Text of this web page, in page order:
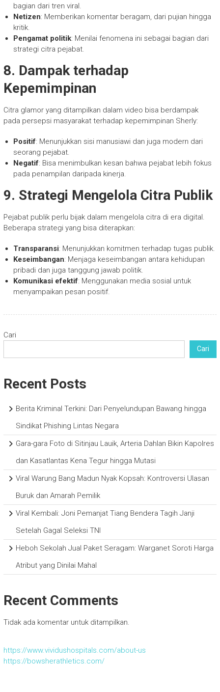
bagian dari tren viral.
Netizen: Memberikan komentar beragam, dari pujian hingga
kritik.
Pengamat politik: Menilai fenomena ini sebagai bagian dari
strategi citra pejabat.
8. Dampak terhadap
Kepemimpinan
Citra glamor yang ditampilkan dalam video bisa berdampak
pada persepsi masyarakat terhadap kepemimpinan Sherly:
Positif: Menunjukkan sisi manusiawi dan juga modern dari
seorang pejabat.
Negatif: Bisa menimbulkan kesan bahwa pejabat lebih fokus
pada penampilan daripada kinerja.
9. Strategi Mengelola Citra Publik
Pejabat publik perlu bijak dalam mengelola citra di era digital.
Beberapa strategi yang bisa diterapkan:
Transparansi: Menunjukkan komitmen terhadap tugas publik.
Keseimbangan: Menjaga keseimbangan antara kehidupan
pribadi dan juga tanggung jawab politik.
Komunikasi efektif: Menggunakan media sosial untuk
menyampaikan pesan positif.
Cari
Cari
Recent Posts
Berita Kriminal Terkini: Dari Penyelundupan Bawang hingga
Sindikat Phishing Lintas Negara
Gara-gara Foto di Sitinjau Lauik, Arteria Dahlan Bikin Kapolres
dan Kasatlantas Kena Tegur hingga Mutasi
Viral Warung Bang Madun Nyak Kopsah: Kontroversi Ulasan
Buruk dan Amarah Pemilik
Viral Kembali: Joni Pemanjat Tiang Bendera Tagih Janji
Setelah Gagal Seleksi TNI
Heboh Sekolah Jual Paket Seragam: Warganet Soroti Harga
Atribut yang Dinilai Mahal
Recent Comments
Tidak ada komentar untuk ditampilkan.
https://www.vividushospitals.com/about-us
https://bowsherathletics.com/